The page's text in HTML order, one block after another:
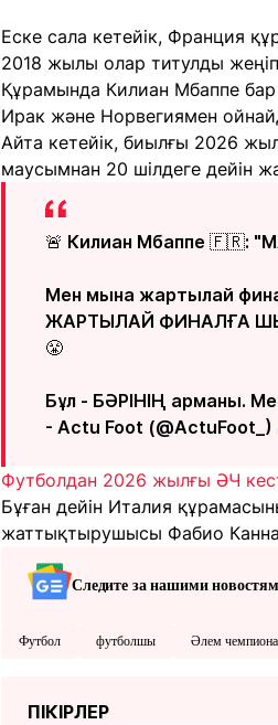
Еске сала кетейік, Франция
2018 жылы олар титулды
Құрамында Килиан Мбаппе
Ирак және Норвегиямен
Айта кетейік, биылғы 2026
маусымнан 20 шілдеге дейін
🚨 Килиан Мбаппе 🇫🇷:
Мен мына жартылай
ЖАРТЫЛАЙ ФИНАЛҒА
😤
Бұл - БӘРІНІҢ арманы.
- Actu Foot (@ActuFoot_)
Футболдан 2026 жылғы ӘЧ
Бұған дейін Италия
жаттықтырушысы Фабио
Следите за нашими
Футбол футболшы Әлем
ПІКІРЛЕР